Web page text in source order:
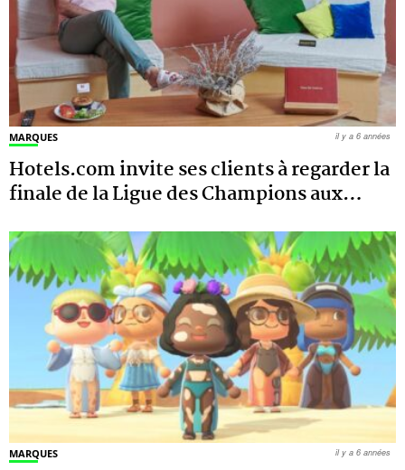
MARQUES
Hotels.com invite ses clients à regarder la
finale de la Ligue des Champions aux…
il y a 6 années
MARQUES il y a 6 années